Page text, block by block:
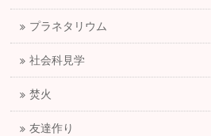
プラネタリウム
社会科見学
焚火
友達作り